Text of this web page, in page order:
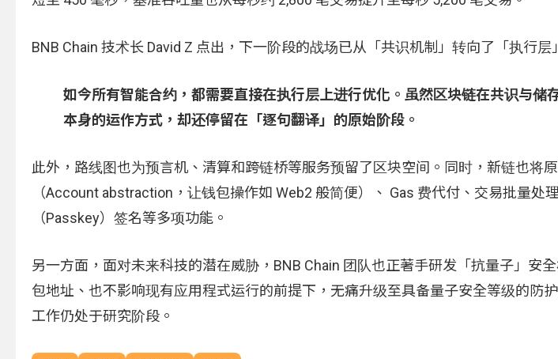
BNB Chain 技术长 David Z 点出，下一阶段的战场已从「共识机制」转向了「执行层
如今所有智能合约，都需要直接在执行层上进行优化。虽然区块链在共识与储
本身的运作方式，却还停留在「逐句翻译」的原始阶段。
此外，路线图也为预言机、清算和跨链桥等服务预留了区块空间。同时，新链也将
（Account abstraction，让钱包操作如 Web2 般简便）、 Gas 费代付、交易批量处
（Passkey）签名等多项功能。
另一方面，面对未来科技的潜在威胁，BNB Chain 团队也正著手研发「抗量子」安
包地址、也不影响现有应用程式运行的前提下，无痛升级至具备量子安全等级的防
工作仍处于研究阶段。